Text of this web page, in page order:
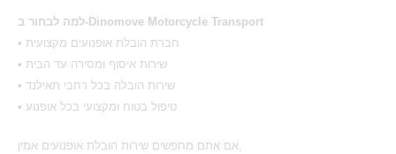
למה לבחור ב-Dinomove Motorcycle Transport
• חברת הובלת אופנועים מקצועית
• שירות איסוף ומסירה עד הבית
• שירות הובלה בכל רחבי תאילנד
• טיפול בטוח ומקצועי בכל אופנוע
אם אתם מחפשים שירות הובלת אופנועים אמין,